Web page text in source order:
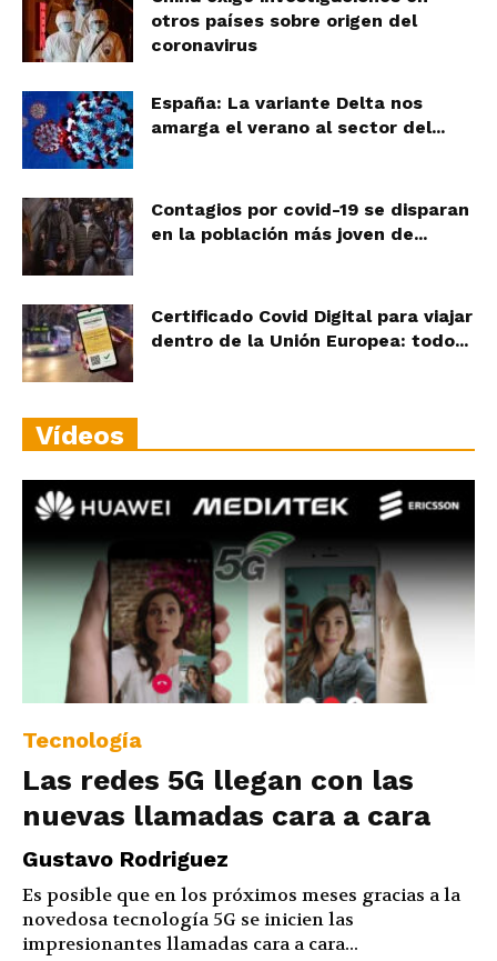
otros países sobre origen del
coronavirus
España: La variante Delta nos
amarga el verano al sector del...
Contagios por covid-19 se disparan
en la población más joven de...
Certificado Covid Digital para viajar
dentro de la Unión Europea: todo...
Vídeos
Tecnología
Las redes 5G llegan con las
nuevas llamadas cara a cara
Gustavo Rodriguez
Es posible que en los próximos meses gracias a la
novedosa tecnología 5G se inicien las
impresionantes llamadas cara a cara...